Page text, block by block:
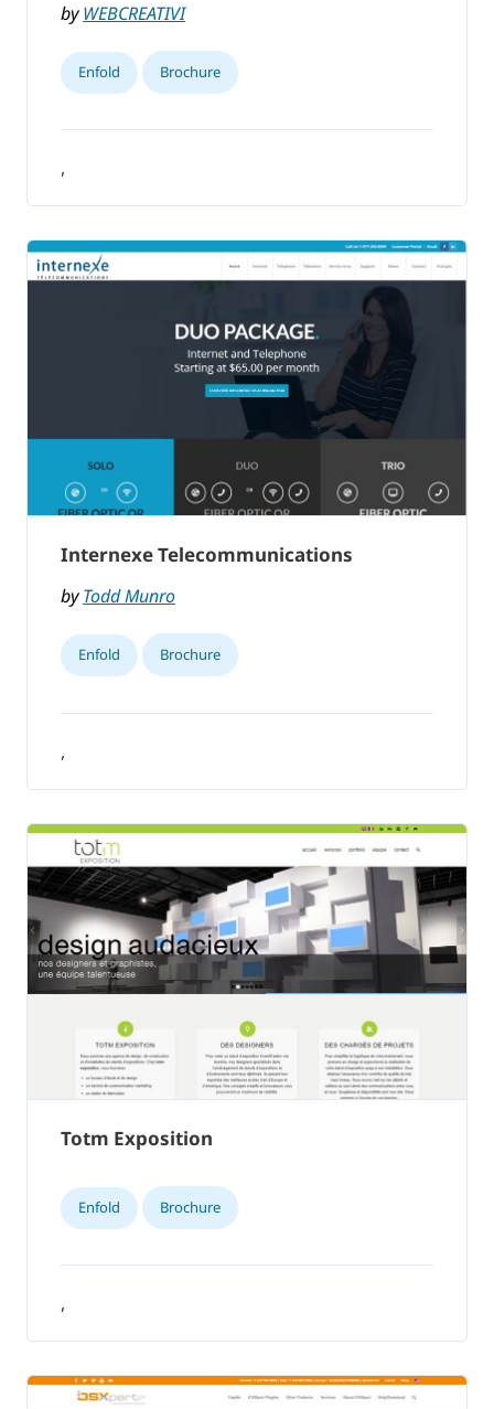
byWEBCREATIVI
Enfold Brochure
,
Internexe Telecommunications
byTodd Munro
Enfold Brochure
,
Totm Exposition
Enfold Brochure
,